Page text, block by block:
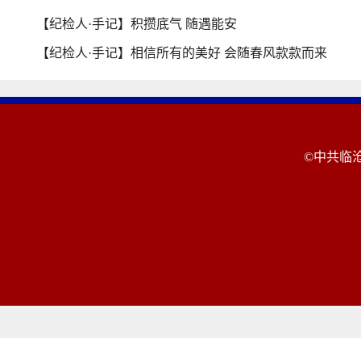
【纪检人·手记】积攒底气 随遇能安
【纪检人·手记】相信所有的美好 会随春风款款而来
©中共临